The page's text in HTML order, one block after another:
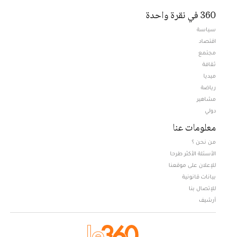
360 في نقرة واحدة
سياسة
اقتصاد
مجتمع
ثقافة
ميديا
رياضة
مشاهير
دولي
معلومات عنا
من نحن ؟
الأسئلة الأكثر طرحا
للإعلان على موقعنا
بيانات قانونية
للإتصال بنا
أرشيف